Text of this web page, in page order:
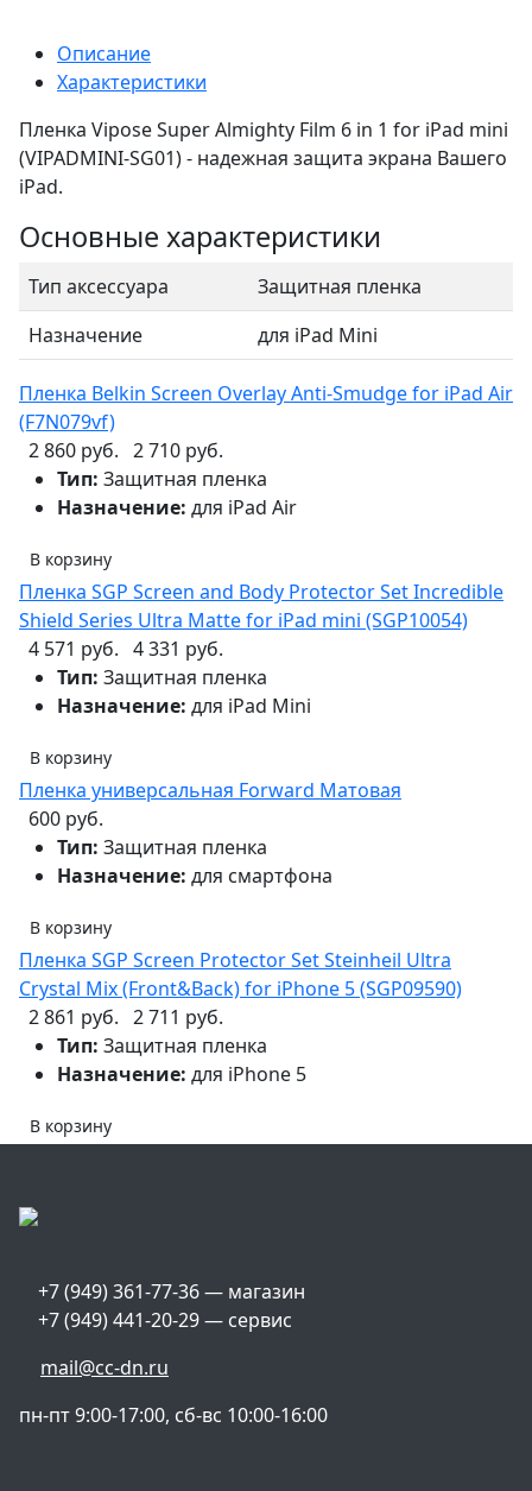
Описание
Характеристики
Пленка Vipose Super Almighty Film 6 in 1 for iPad mini
(VIPADMINI-SG01) - надежная защита экрана Вашего
iPad.
Основные характеристики
Тип аксессуара
Защитная пленка
Назначение
для iPad Mini
Пленка Belkin Screen Overlay Anti-Smudge for iPad Air
(F7N079vf)
2 860 руб. 2 710 руб.
Тип: Защитная пленка
Назначение: для iPad Air
В корзину
Пленка SGP Screen and Body Protector Set Incredible
Shield Series Ultra Matte for iPad mini (SGP10054)
4 571 руб. 4 331 руб.
Тип: Защитная пленка
Назначение: для iPad Mini
В корзину
Пленка универсальная Forward Матовая
600 руб.
Тип: Защитная пленка
Назначение: для смартфона
В корзину
Пленка SGP Screen Protector Set Steinheil Ultra
Crystal Mix (Front&Back) for iPhone 5 (SGP09590)
2 861 руб. 2 711 руб.
Тип: Защитная пленка
Назначение: для iPhone 5
В корзину
+7 (949) 361-77-36 — магазин
+7 (949) 441-20-29 — сервис
mail@cc-dn.ru
пн-пт 9:00-17:00, сб-вс 10:00-16:00